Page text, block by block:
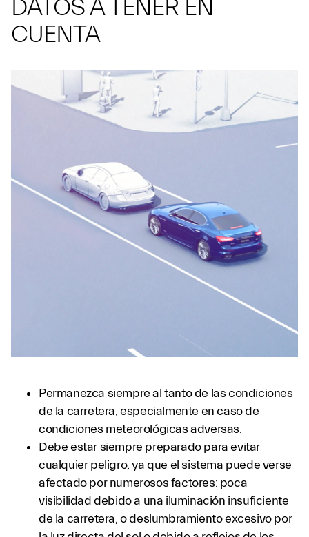
DATOS A TENER EN
CUENTA
Permanezca siempre al tanto de las condiciones
de la carretera, especialmente en caso de
condiciones meteorológicas adversas.
Debe estar siempre preparado para evitar
cualquier peligro, ya que el sistema puede verse
afectado por numerosos factores: poca
visibilidad debido a una iluminación insuficiente
de la carretera, o deslumbramiento excesivo por